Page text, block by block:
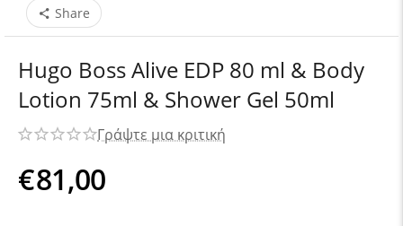
Share
Hugo Boss Alive EDP 80 ml & Body
Lotion 75ml & Shower Gel 50ml
Γράψτε μια κριτική
€81,00